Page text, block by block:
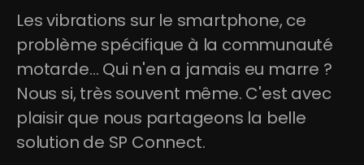
Les vibrations sur le smartphone, ce
problème spécifique à la communauté
motarde… Qui n'en a jamais eu marre ?
Nous si, très souvent même. C'est avec
plaisir que nous partageons la belle
solution de SP Connect.